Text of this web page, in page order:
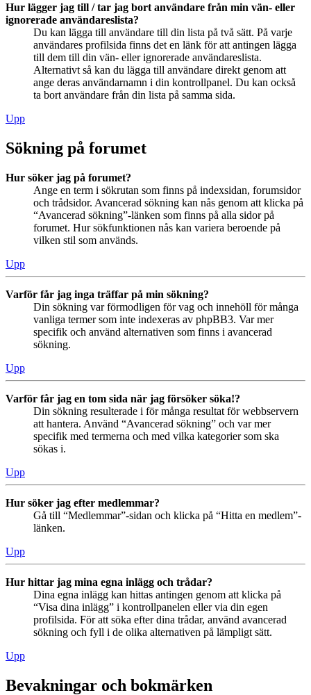
Hur lägger jag till / tar jag bort användare från min vän- eller
ignorerade användareslista?
Du kan lägga till användare till din lista på två sätt. På varje
användares profilsida finns det en länk för att antingen lägga
till dem till din vän- eller ignorerade användareslista.
Alternativt så kan du lägga till användare direkt genom att
ange deras användarnamn i din kontrollpanel. Du kan också
ta bort användare från din lista på samma sida.
Upp
Sökning på forumet
Hur söker jag på forumet?
Ange en term i sökrutan som finns på indexsidan, forumsidor
och trådsidor. Avancerad sökning kan nås genom att klicka på
“Avancerad sökning”-länken som finns på alla sidor på
forumet. Hur sökfunktionen nås kan variera beroende på
vilken stil som används.
Upp
Varför får jag inga träffar på min sökning?
Din sökning var förmodligen för vag och innehöll för många
vanliga termer som inte indexeras av phpBB3. Var mer
specifik och använd alternativen som finns i avancerad
sökning.
Upp
Varför får jag en tom sida när jag försöker söka!?
Din sökning resulterade i för många resultat för webbservern
att hantera. Använd “Avancerad sökning” och var mer
specifik med termerna och med vilka kategorier som ska
sökas i.
Upp
Hur söker jag efter medlemmar?
Gå till “Medlemmar”-sidan och klicka på “Hitta en medlem”-
länken.
Upp
Hur hittar jag mina egna inlägg och trådar?
Dina egna inlägg kan hittas antingen genom att klicka på
“Visa dina inlägg” i kontrollpanelen eller via din egen
profilsida. För att söka efter dina trådar, använd avancerad
sökning och fyll i de olika alternativen på lämpligt sätt.
Upp
Bevakningar och bokmärken